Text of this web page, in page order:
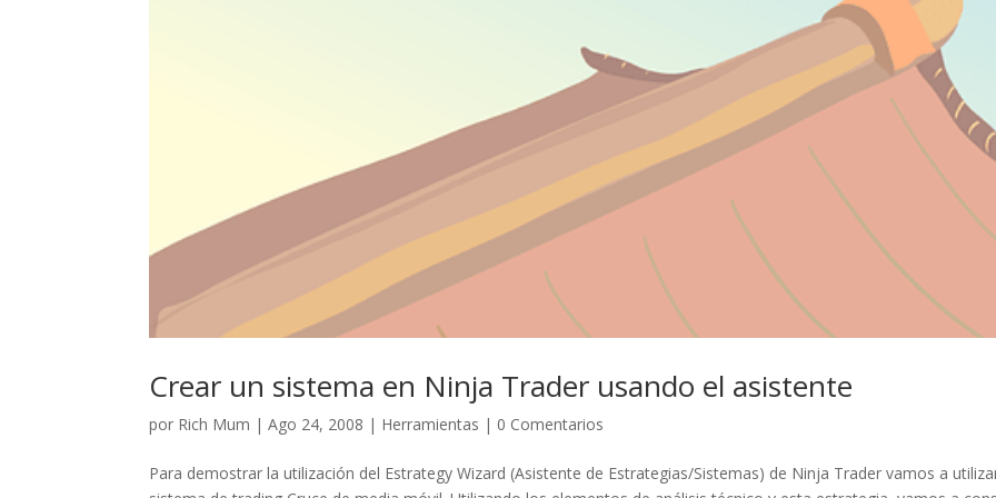
Crear un sistema en Ninja Trader usando el asistente
por Rich Mum |Ago 24, 2008 | Herramientas | 0 Comentarios
Para demostrar la utilización del Estrategy Wizard (Asistente de Estrategias/Sistemas) de Ninja Trader vamos a